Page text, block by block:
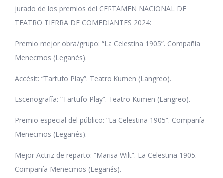
jurado de los premios del CERTAMEN NACIONAL DE
TEATRO TIERRA DE COMEDIANTES 2024:
Premio mejor obra/grupo: “La Celestina 1905”. Compañía
Menecmos (Leganés).
Accésit: “Tartufo Play”. Teatro Kumen (Langreo).
Escenografía: “Tartufo Play”. Teatro Kumen (Langreo).
Premio especial del público: “La Celestina 1905”. Compañía
Menecmos (Leganés).
Mejor Actriz de reparto: “Marisa Wilt”. La Celestina 1905.
Compañía Menecmos (Leganés).